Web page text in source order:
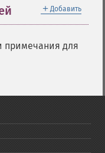
＋ Добавить
примечания для